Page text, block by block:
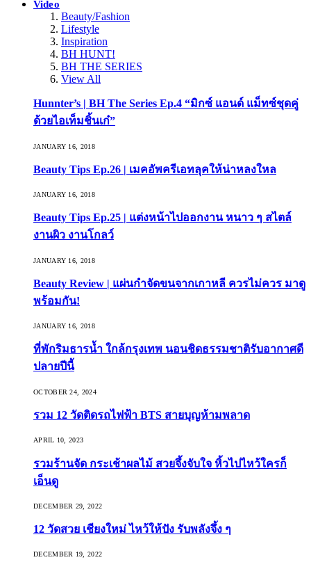
Video
Beauty/Fashion
Lifestyle
Inspiration
BH HUNT!
BH THE SERIES
View All
Hunnter’s | BH The Series Ep.4 “มิกซ์ แอนด์ แม็ทซ์ชุดคู่
ด้วยไอเท็มชิ้นเก๋”
JANUARY 16, 2018
Beauty Tips Ep.26 | เมคอัพครีเอทลุคให้น่าหลงใหล
JANUARY 16, 2018
Beauty Tips Ep.25 | แต่งหน้าไปออกงาน หนาว ๆ สไตล์
งานผิว งานโกลว์
JANUARY 16, 2018
Beauty Review | แผ่นกำจัดขนจากเกาหลี ควรไม่ควร มาดู
พร้อมกัน!
JANUARY 16, 2018
ที่พักริมธารน้ำ ใกล้กรุงเทพ นอนชิดธรรมชาติรับอากาศดี
ปลายปีนี้
OCTOBER 24, 2024
รวม 12 วัดติดรถไฟฟ้า BTS สายบุญห้ามพลาด
APRIL 10, 2023
รวมร้านจัด กระเช้าผลไม้ สวยจึ้งจับใจ หิ้วไปไหว้ใครก็
เอ็นดู
DECEMBER 29, 2022
12 วัดสวย เชียงใหม่ ไหว้ให้ปัง รับพลังจึ้ง ๆ
DECEMBER 19, 2022